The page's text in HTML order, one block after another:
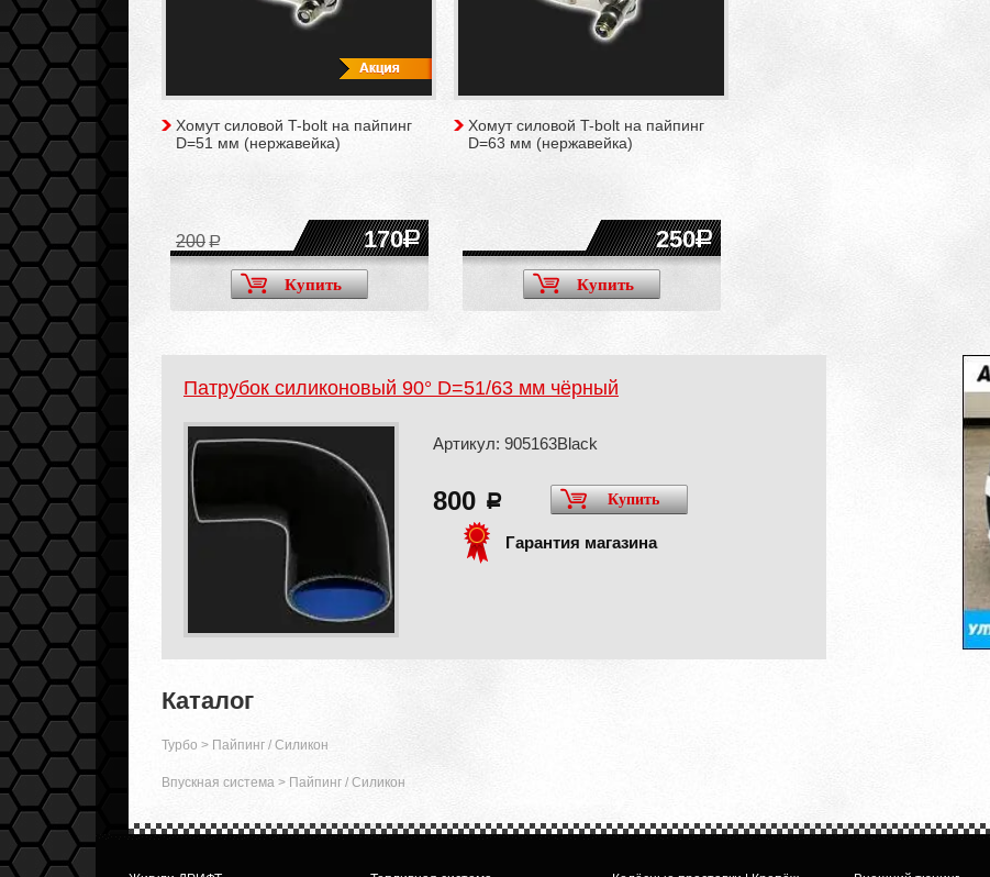
Хомут силовой T-bolt на пайпинг
D=51 мм (нержавейка)
170
200
Купить
Хомут силовой T-bolt на пайпинг
D=63 мм (нержавейка)
250
Купить
Патрубок силиконовый 90° D=51/63 мм чёрный
Артикул: 905163Black
800 a Купить
Гарантия магазина
Каталог
Турбо > Пайпинг / Силикон
Впускная система > Пайпинг / Силикон